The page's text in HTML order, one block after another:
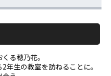
る穂乃花。
年生の教室を訪ねることに。